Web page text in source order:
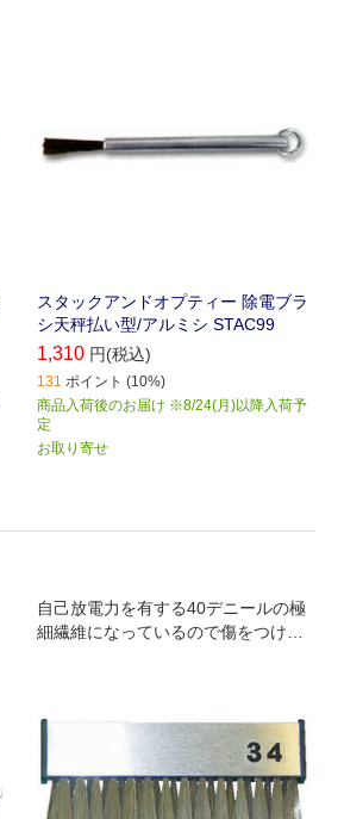
スタックアンドオプティー 除電ブラ
シ天秤払い型/アルミシ STAC99
1,310 円(税込)
131 ポイント (10%)
商品入荷後のお届け ※8/24(月)以降入荷予
定
お取り寄せ
自己放電力を有する40デニールの極
細繊維になっているので傷をつけず